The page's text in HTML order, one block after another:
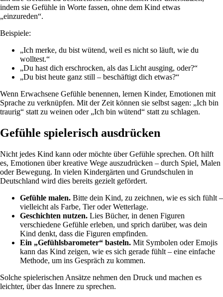
indem sie Gefühle in Worte fassen, ohne dem Kind etwas
„einzureden“.
Beispiele:
„Ich merke, du bist wütend, weil es nicht so läuft, wie du
wolltest.“
„Du hast dich erschrocken, als das Licht ausging, oder?“
„Du bist heute ganz still – beschäftigt dich etwas?“
Wenn Erwachsene Gefühle benennen, lernen Kinder, Emotionen mit
Sprache zu verknüpfen. Mit der Zeit können sie selbst sagen: „Ich bin
traurig“ statt zu weinen oder „Ich bin wütend“ statt zu schlagen.
Gefühle spielerisch ausdrücken
Nicht jedes Kind kann oder möchte über Gefühle sprechen. Oft hilft
es, Emotionen über kreative Wege auszudrücken – durch Spiel, Malen
oder Bewegung. In vielen Kindergärten und Grundschulen in
Deutschland wird dies bereits gezielt gefördert.
Gefühle malen. Bitte dein Kind, zu zeichnen, wie es sich fühlt –
vielleicht als Farbe, Tier oder Wetterlage.
Geschichten nutzen. Lies Bücher, in denen Figuren
verschiedene Gefühle erleben, und sprich darüber, was dein
Kind denkt, dass die Figuren empfinden.
Ein „Gefühlsbarometer“ basteln. Mit Symbolen oder Emojis
kann das Kind zeigen, wie es sich gerade fühlt – eine einfache
Methode, um ins Gespräch zu kommen.
Solche spielerischen Ansätze nehmen den Druck und machen es
leichter, über das Innere zu sprechen.